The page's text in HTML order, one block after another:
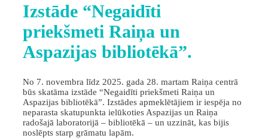
Izstāde “Negaidīti
priekšmeti Raiņa un
Aspazijas bibliotēkā”.
No 7. novembra līdz 2025. gada 28. martam Raiņa centrā
būs skatāma izstāde “Negaidīti priekšmeti Raiņa un
Aspazijas bibliotēkā”. Izstādes apmeklētājiem ir iespēja no
neparasta skatupunkta ielūkoties Aspazijas un Raiņa
radošajā laboratorijā – bibliotēkā – un uzzināt, kas bijis
noslēpts starp grāmatu lapām.